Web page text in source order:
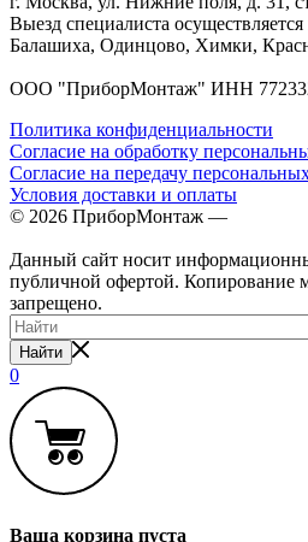
Выезд специалиста
Балашиха, Одинцово, Химки,
ООО "ПриборМонтаж" ИНН
Политика конфиденциальности
Cогласие на обработку
Согласие на передачу
Условия доставки и оплаты
© 2026 ПриборМонтаж —
Данный сайт носит
публичной офертой. Копирование
запрещено.
Найти
0
Ваша корзина пуста